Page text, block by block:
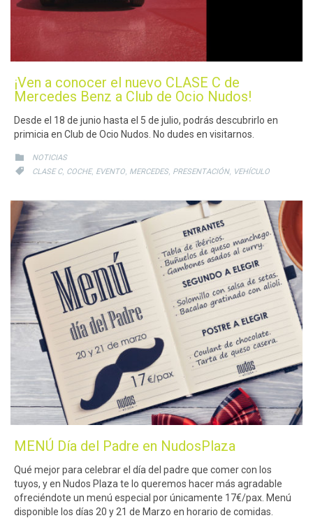
¡Ven a conocer el nuevo CLASE C de
Mercedes Benz a Club de Ocio Nudos!
Desde el 18 de junio hasta el 5 de julio, podrás descubrirlo en
primicia en Club de Ocio Nudos. No dudes en visitarnos.
 CATEGORY
NOTICIAS

CATEGORY
CLASE C, COCHE, EVENTO MERCEDES, PRESENTACIÓN, VEHÍCULO
MENÚ Día del Padre en NudosPlaza
Qué mejor para celebrar el día del padre que comer con los
tuyos, y en Nudos Plaza te lo queremos hacer más agradable
ofreciéndote un menú especial por únicamente 17€/pax. Menú
disponible los días 20 y 21 de Marzo en horario de comidas.